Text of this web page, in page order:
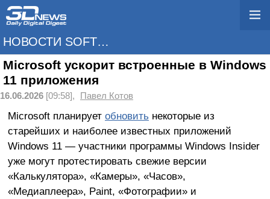
НОВОСТИ SOFTWARE
Microsoft ускорит встроенные в Windows
11 приложения
16.06.2026 [09:58], Павел Котов
Microsoft планирует обновить некоторые из
старейших и наиболее известных приложений
Windows 11 — участники программы Windows Insider
уже могут протестировать свежие версии
«Калькулятора», «Камеры», «Часов»,
«Медиаплеера», Paint, «Фотографии» и